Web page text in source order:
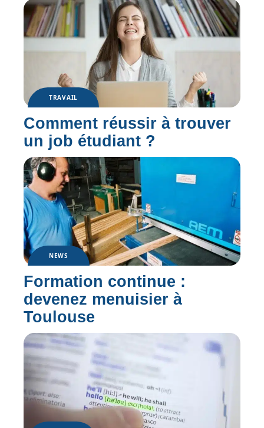
TRAVAIL
Comment réussir à trouver
un job étudiant ?
NEWS
Formation continue :
devenez menuisier à
Toulouse